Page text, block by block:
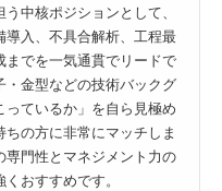
中核ポジションとして、
導入、不具合解析、工程最
でを一気通貫でリードで
・金型などの技術バックグ
ているか」を自ら見極め
の方に非常にマッチしま
門性とマネジメント力の
おすすめです。